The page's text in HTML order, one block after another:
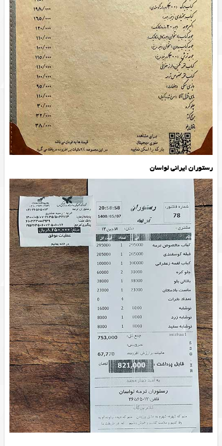
رستوران ایرانی لواسان